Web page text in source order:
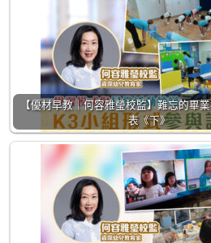
【優材早教｜何容雅瑩校監】難忘的畢
表《下》